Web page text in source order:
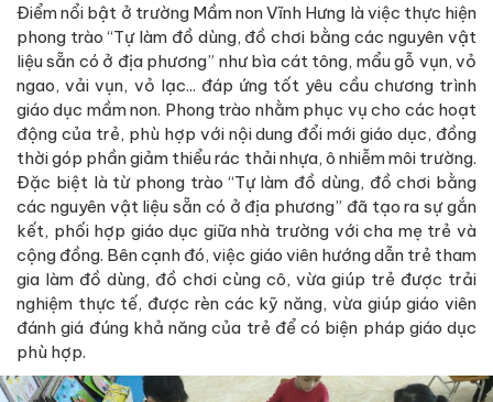
Điểm nổi bật ở trường Mầm non Vĩnh Hưng là việc thực hiện
phong trào “Tự làm đồ dùng, đồ chơi bằng các nguyên vật
liệu sẵn có ở địa phương” như bìa cát tông, mẩu gỗ vụn, vỏ
ngao, vải vụn, vỏ lạc... đáp ứng tốt yêu cầu chương trình
giáo dục mầm non. Phong trào nhằm phục vụ cho các hoạt
động của trẻ, phù hợp với nội dung đổi mới giáo dục, đồng
thời góp phần giảm thiểu rác thải nhựa, ô nhiễm môi trường.
Đặc biệt là từ phong trào “Tự làm đồ dùng, đồ chơi bằng
các nguyên vật liệu sẵn có ở địa phương” đã tạo ra sự gắn
kết, phối hợp giáo dục giữa nhà trường với cha mẹ trẻ và
cộng đồng. Bên cạnh đó, việc giáo viên hướng dẫn trẻ tham
gia làm đồ dùng, đồ chơi cùng cô, vừa giúp trẻ được trải
nghiệm thực tế, được rèn các kỹ năng, vừa giúp giáo viên
đánh giá đúng khả năng của trẻ để có biện pháp giáo dục
phù hợp.